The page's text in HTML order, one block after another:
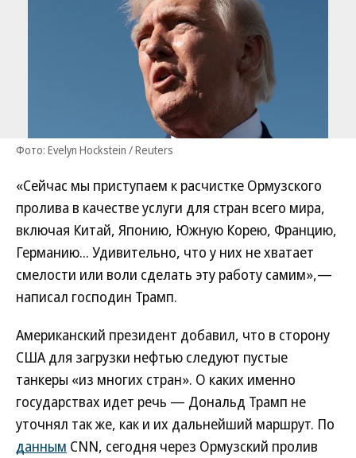
Фото: Evelyn Hockstein / Reuters
«Сейчас мы приступаем к расчистке Ормузского
пролива в качестве услуги для стран всего мира,
включая Китай, Японию, Южную Корею, Францию,
Германию... Удивительно, что у них не хватает
смелости или воли сделать эту работу самим»,—
написал господин Трамп.
Американский президент добавил, что в сторону
США для загрузки нефтью следуют пустые
танкеры «из многих стран». О каких именно
государствах идет речь — Дональд Трамп не
уточнял так же, как и их дальнейший маршрут. По
данным CNN, сегодня через Ормузский пролив